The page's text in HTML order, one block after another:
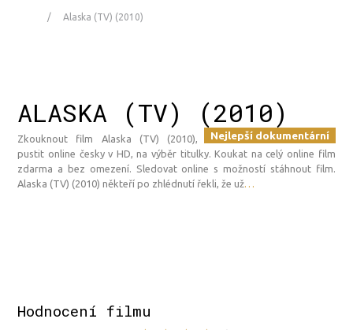
Alaska (TV) (2010)
ALASKA (TV) (2010)
Nejlepší dokumentární
Zkouknout film Alaska (TV) (2010),
pustit online česky v HD, na výběr titulky. Koukat na celý online film
zdarma a bez omezení. Sledovat online s možností stáhnout film.
Alaska (TV) (2010) někteří po zhlédnutí řekli, že už
Hodnocení filmu